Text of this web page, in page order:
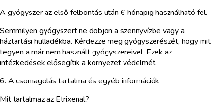
A gyógyszer az első felbontás után 6 hónapig használható fel.
Semmilyen gyógyszert ne dobjon a szennyvízbe vagy a
háztartási hulladékba. Kérdezze meg gyógyszerészét, hogy mit
tegyen a már nem használt gyógyszereivel. Ezek az
intézkedések elősegítik a környezet védelmét.
6. A csomagolás tartalma és egyéb információk
Mit tartalmaz az Etrixenal?